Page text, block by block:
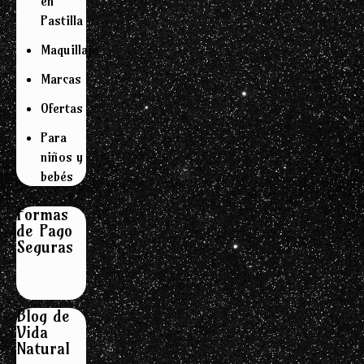
Pastilla
Maquillaje
Marcas
Ofertas
Para
niños y
bebés
Formas
de Pago
Seguras
Blog de
Vida
Natural